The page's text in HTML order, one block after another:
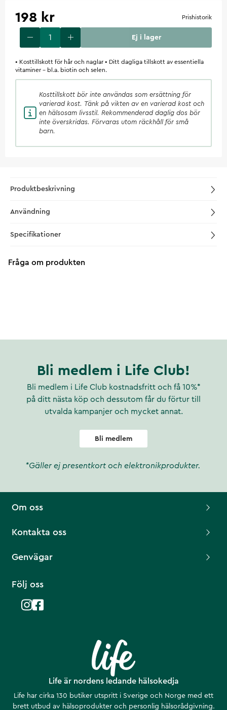
198 kr Prishistorik
Ej i lager
• Kosttillskott för hår och naglar • Ditt dagliga tillskott av essentiella
vitaminer – bl.a. biotin och selen.
Kosttillskott bör inte användas som ersättning för
varierad kost. Tänk på vikten av en varierad kost och
en hälsosam livsstil. Rekommenderad daglig dos bör
inte överskridas. Förvaras utom räckhåll för små
barn.
Produktbeskrivning
Användning
Specifikationer
Fråga om produkten
Bli medlem i Life Club!
Bli medlem i Life Club kostnadsfritt och få 10%*
på ditt nästa köp och dessutom får du förtur till
utvalda kampanjer och mycket annat.
Bli medlem
*Gäller ej presentkort och elektronikprodukter.
Life är nordens ledande hälsokedja
Life har cirka 130 butiker utspritt i Sverige och Norge med ett
brett utbud av hälsoprodukter och personlig hälsorådgivning.
Om oss
Kontakta oss
Genvägar
Följ oss